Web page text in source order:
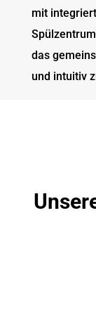
mit
das
und intuitiv